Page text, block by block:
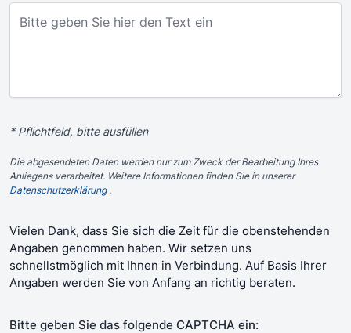
* Pflichtfeld, bitte ausfüllen
Die abgesendeten Daten werden nur zum Zweck der Bearbeitung Ihres
Anliegens verarbeitet. Weitere Informationen finden Sie in unserer
Datenschutzerklärung .
Vielen Dank, dass Sie sich die Zeit für die obenstehenden
Angaben genommen haben. Wir setzen uns
schnellstmöglich mit Ihnen in Verbindung. Auf Basis Ihrer
Angaben werden Sie von Anfang an richtig beraten.
Bitte geben Sie das folgende CAPTCHA ein: